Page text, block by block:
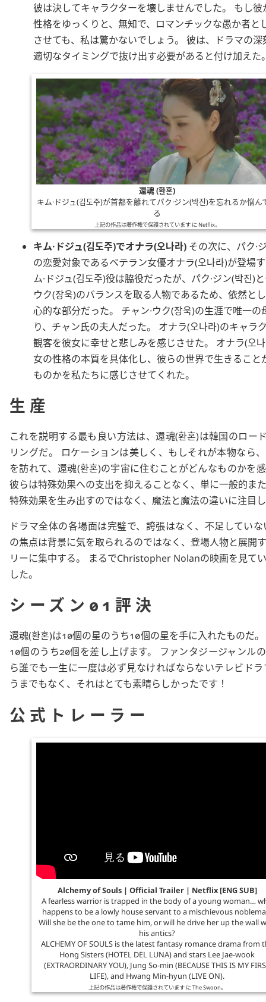
彼は決してキャラクターを壊しませんでした。 もし彼
性格をゆっくりと、無知で、ロマンチックな愚か者と
させても、私は驚かないでしょう。 彼は、ドラマの深
適切なタイミングで抜け出す必要があると付け加えた
還魂 (환혼)
キム·ドジュ(김도주)が首都を離れてパク·ジン(박진)を忘れるか悩ん
る
上記の作品は著作権で保護されています に Netflix。
キム·ドジュ(김도주)でオナラ(오나라) その次に、 パク·
の恋愛対象であるベテラン女優オナラ(오나라)が登場
ム·ドジュ(김도주)役は脇役だったが、 パク·ジン(박진)と
ウク(장욱)のバランスを取る人物であるため、依然と
心的な部分だった。 チャン·ウク(장욱)の生涯で唯一の
り、チャン氏の夫人だった。 オナラ(오나라)のキャラ
観客を彼女に幸せと悲しみを感じさせた。 オナラ(오
女の性格の本質を具体化し、彼らの世界で生きること
ものかを私たちに感じさせてくれた。
生産
これを説明する最も良い方法は、還魂(환혼)は韓国のロー
リングだ。 ロケーションは美しく、もしそれが本物なら
を訪れて、 還魂(환혼)の宇宙に住むことがどんなものかを
彼らは特殊効果への支出を抑えることなく、単に一般的ま
特殊効果を生み出すのではなく、魔法と魔法の違いに注目
ドラマ全体の各場面は完璧で、誇張はなく、不足してい
の焦点は背景に気を取られるのではなく、登場人物と展開
リーに集中する。 まるでChristopher Nolanの映画を見て
した。
シーズン01評決
還魂(환혼)は10個の星のうち10個の星を手に入れたものだ
10個のうち20個を差し上げます。 ファンタジージャンル
ら誰でも一生に一度は必ず見なければならないテレビド
うまでもなく、それはとても素晴らしかったです！
公式トレーラー
Alchemy of Souls | Official Trailer | Netflix [ENG SUB]
A fearless warrior is trapped in the body of a young woman…
happens to be a lowly house servant to a mischievous
Will she be the one to tame him, or will he drive her up the wall
his antics?
ALCHEMY OF SOULS is the latest fantasy romance drama from
Hong Sisters (HOTEL DEL LUNA) and stars Lee Jae-wook
(EXTRAORDINARY YOU), Jung So-min (BECAUSE THIS IS MY
LIFE), and Hwang Min-hyun (LIVE ON).
上記の作品は著作権で保護されています に The Swoon。